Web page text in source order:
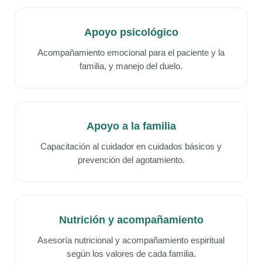
Apoyo psicológico
Acompañamiento emocional para el paciente y la
familia, y manejo del duelo.
Apoyo a la familia
Capacitación al cuidador en cuidados básicos y
prevención del agotamiento.
Nutrición y acompañamiento
Asesoría nutricional y acompañamiento espiritual
según los valores de cada familia.